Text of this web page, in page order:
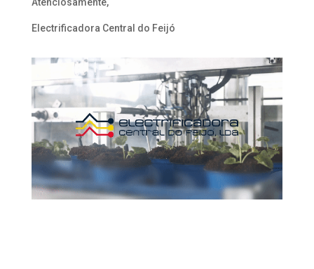
Atenciosamente,
Electrificadora Central do Feijó